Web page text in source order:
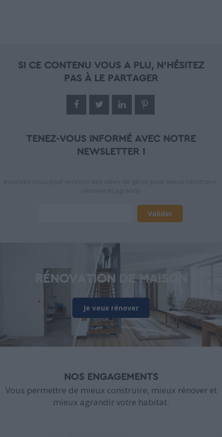
SI CE CONTENU VOUS A PLU, N'HÉSITEZ
PAS À LE PARTAGER
TENEZ-VOUS INFORMÉ AVEC NOTRE
NEWSLETTER !
RÉNOVATION DE MAISON
Je veux rénover
NOS ENGAGEMENTS
Vous permettre de mieux construire, mieux rénover et
mieux agrandir votre habitat.